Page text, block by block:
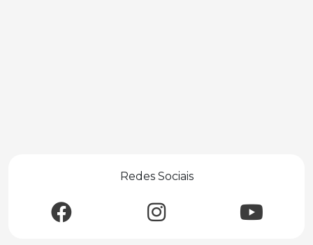
Redes Sociais